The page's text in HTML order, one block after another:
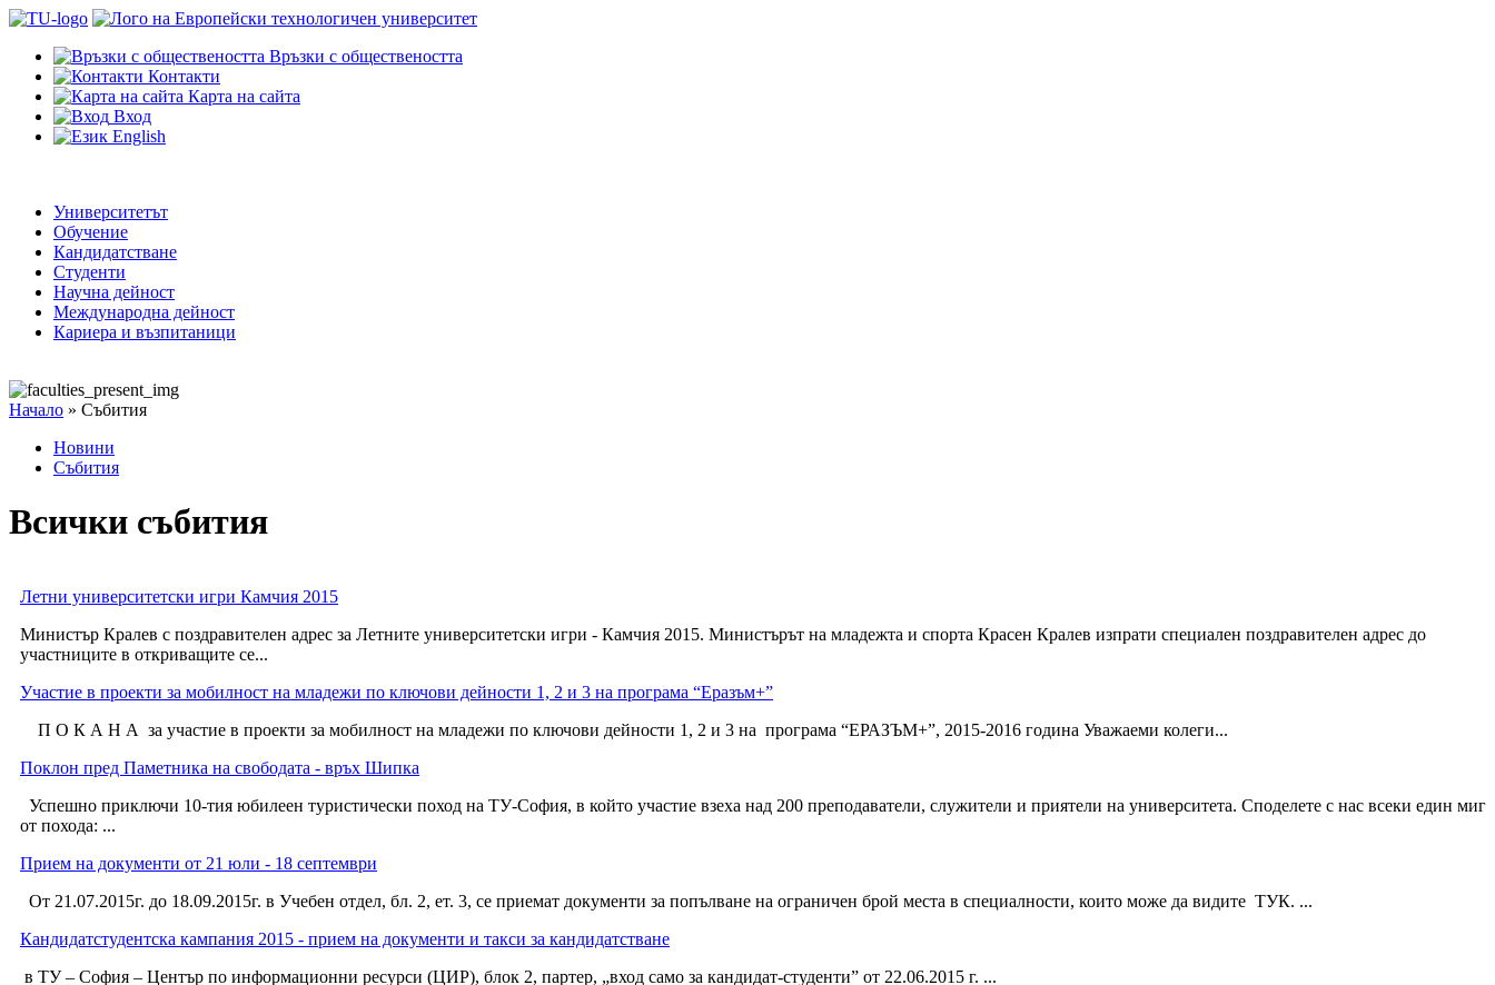
Връзки с обществеността
Контакти
Карта на сайта
Вход
English
Университетът
Обучение
Кандидатстване
Студенти
Научна дейност
Международна дейност
Кариера и възпитаници
Начало » Събития
Новини
Събития
Всички събития
Летни университетски игри Камчия 2015
Министър Кралев с поздравителен адрес за Летните университетски игри - Камчия 2015. Министърът на младежта и спорта Красен Кралев изпрати специален поздравителен адрес до
участниците в откриващите се...
Участие в проекти за мобилност на младежи по ключови дейности 1, 2 и 3 на програма “Еразъм+”
П О К А Н А за участие в проекти за мобилност на младежи по ключови дейности 1, 2 и 3 на програма “ЕРАЗЪМ+”, 2015-2016 година Уважаеми колеги...
Поклон пред Паметника на свободата - връх Шипка
Успешно приключи 10-тия юбилеен туристически поход на ТУ-София, в който участие взеха над 200 преподаватели, служители и приятели на университета. Споделете с нас всеки един миг
от похода: ...
Прием на документи от 21 юли - 18 септември
От 21.07.2015г. до 18.09.2015г. в Учебен отдел, бл. 2, ет. 3, се приемат документи за попълване на ограничен брой места в специалности, които може да видите ТУК. ...
Кандидатстудентска кампания 2015 - прием на документи и такси за кандидатстване
​​ в ТУ – София – Център по информационни ресурси (ЦИР), блок 2, партер, „вход само за кандидат-студенти” от 22.06.2015 г. ...